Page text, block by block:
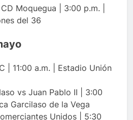
Moquegua | 3:00 p.m. |
del 36
| 11:00 a.m. | Estadio Unión
vs Juan Pablo II | 3:00
Garcilaso de la Vega
Unidos | 5:30